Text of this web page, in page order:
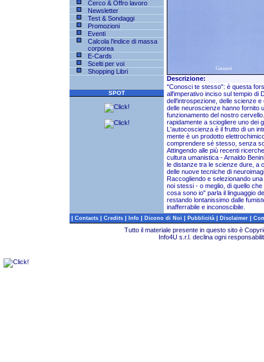
Cerco & Offro lavoro
Newsletter
Test & Sondaggi
Promozioni
Eventi
Calcola l'indice di massa
corporea
E-Cards
Scelti per voi
Shopping Libri
SPOT
Descrizione:
"Conosci te stesso": è questa
all'imperativo inciso sul tempio di
dell'introspezione, delle scienze
delle neuroscienze hanno fornito
funzionamento del nostro
rapidamente a sciogliere uno dei
L'autocoscienza è il frutto di un
mente è un prodotto
comprendere sé stesso, senza
Attingendo alle più recenti
cultura umanistica - Arnaldo
le distanze tra le scienze dure, a
delle nuove tecniche di
Raccogliendo e selezionando
noi stessi - o meglio, di quello
cosa sono io" parla il linguaggio
restando lontanissimo dalle
inafferrabile e inconoscibile.
| Contacts | Credits | Info | Dicono di Noi | Pubblicità | Disclaimer |
Tutto il materiale presente in questo sito è
Info4U s.r.l. declina ogni